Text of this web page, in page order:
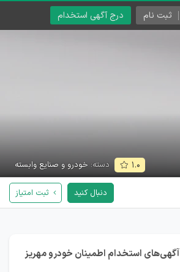
درج آگهی استخدام ثبت نام
۱.۰ دسته: خودرو و صنایع وابسته
دنبال کنید ثبت امتیاز
آگهی‌های استخدام اطمینان خودرو مهریز